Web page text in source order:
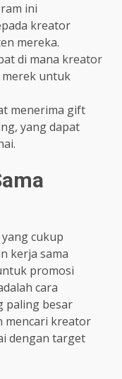
ini
kreator
mereka.
di mana kreator
merek untuk
menerima gift
yang dapat
cukup
kerja sama
promosi
cara
paling besar
mencari kreator
dengan target